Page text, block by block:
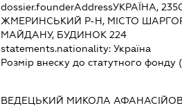
dossier.founderAddressУКРАЇНА,
ЖМЕРИНСЬКИЙ Р-Н, МІСТО
МАЙДАНУ, БУДИНОК 224
statements.nationality:Україна
Розмір внеску до статутного фонду
ВЕДЕЦЬКИЙ МИКОЛА